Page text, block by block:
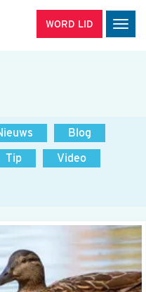
WORD LID
Blog
Tip
Video